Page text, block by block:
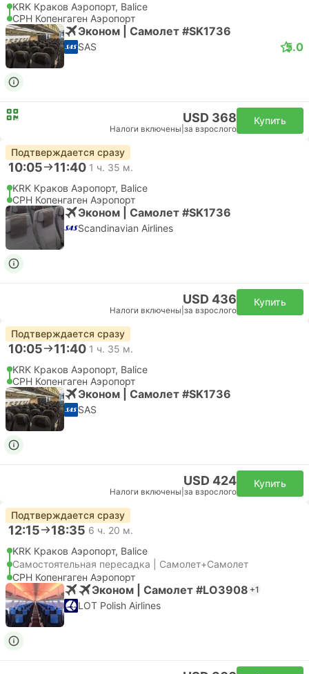
KRK Краков Аэропорт, Balice
CPH Копенгаген Аэропорт
Эконом | Самолет #SK1736
SAS 5.0
USD 368
Налоги включены за взрослого
Купить
Подтверждается сразу
10:05 11:40 1 ч. 35 м.
KRK Краков Аэропорт, Balice
CPH Копенгаген Аэропорт
Эконом | Самолет #SK1736
Scandinavian Airlines
USD 436
Налоги включены за взрослого
Купить
Подтверждается сразу
10:05 11:40 1 ч. 35 м.
KRK Краков Аэропорт, Balice
CPH Копенгаген Аэропорт
Эконом | Самолет #SK1736
SAS
USD 424
Налоги включены за взрослого
Купить
Подтверждается сразу
12:15 18:35 6 ч. 20 м.
KRK Краков Аэропорт, Balice
Самостоятельная пересадка | Самолет+Самолет
CPH Копенгаген Аэропорт
Эконом | Самолет #LO3908 +1
LOT Polish Airlines